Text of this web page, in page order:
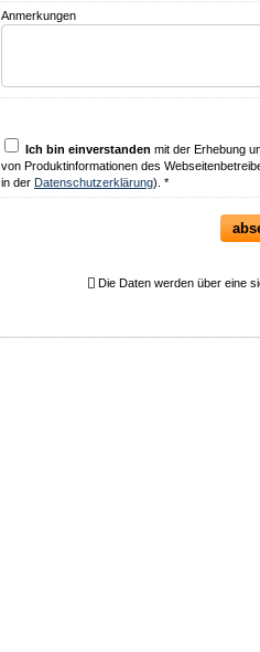
Anmerkungen
Ich bin einverstanden mit der Erhebung
von Produktinformationen des
in der Datenschutzerklärung). *
Die Daten werden über eine